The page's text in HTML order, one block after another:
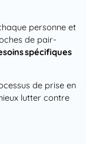
personne et
de pair-
spécifiques
de prise en
lutter contre